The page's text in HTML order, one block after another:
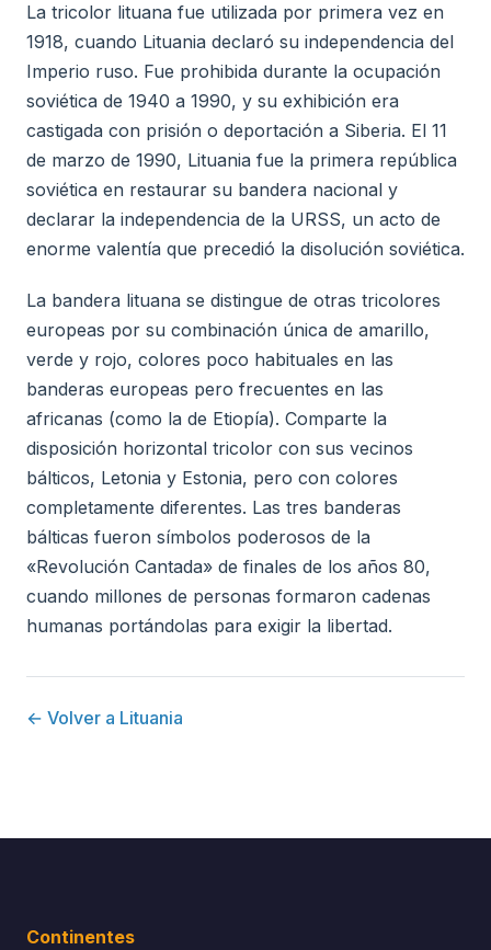
La tricolor lituana fue utilizada por primera vez en
1918, cuando Lituania declaró su independencia del
Imperio ruso. Fue prohibida durante la ocupación
soviética de 1940 a 1990, y su exhibición era
castigada con prisión o deportación a Siberia. El 11
de marzo de 1990, Lituania fue la primera república
soviética en restaurar su bandera nacional y
declarar la independencia de la URSS, un acto de
enorme valentía que precedió la disolución soviética.
La bandera lituana se distingue de otras tricolores
europeas por su combinación única de amarillo,
verde y rojo, colores poco habituales en las
banderas europeas pero frecuentes en las
africanas (como la de Etiopía). Comparte la
disposición horizontal tricolor con sus vecinos
bálticos, Letonia y Estonia, pero con colores
completamente diferentes. Las tres banderas
bálticas fueron símbolos poderosos de la
«Revolución Cantada» de finales de los años 80,
cuando millones de personas formaron cadenas
humanas portándolas para exigir la libertad.
← Volver a Lituania
Continentes